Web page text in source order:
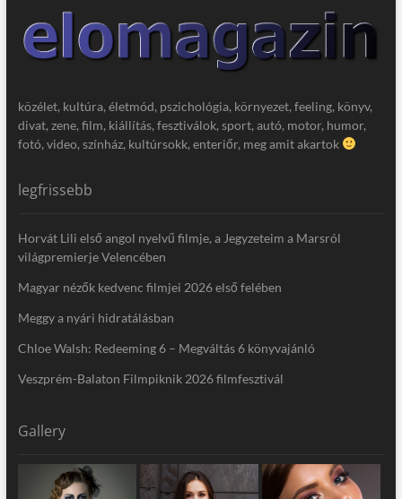
közélet, kultúra, életmód, pszichológia, környezet, feeling, könyv,
divat, zene, film, kiállítás, fesztiválok, sport, autó, motor, humor,
fotó, video, színház, kultúrsokk, enteriőr, meg amit akartok
legfrissebb
Horvát Lili első angol nyelvű filmje, a Jegyzeteim a Marsról
világpremierje Velencében
Magyar nézők kedvenc filmjei 2026 első felében
Meggy a nyári hidratálásban
Chloe Walsh: Redeeming 6 – Megváltás 6 könyvajánló
Veszprém-Balaton Filmpiknik 2026 filmfesztivál
Gallery